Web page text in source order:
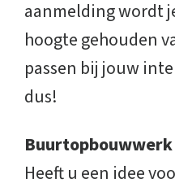
aanmelding wordt
hoogte gehouden
passen bij jouw
dus!
Buurtopbouwwerk
Heeft u een idee